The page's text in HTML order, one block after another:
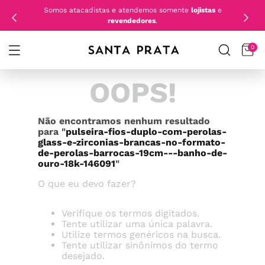
Somos atacadistas e atendemos somente lojistase
revendedores.
0
OOPS!
Não encontramos nenhum resultado
para "pulseira-fios-duplo-com-perolas-
glass-e-zirconias-brancas-no-formato-
de-perolas-barrocas-19cm---banho-de-
ouro-18k-146091"
O que eu devo fazer?
Verifique os termos digitados.
Tente utilizar uma única palavra.
Utilize termos genéricos na busca.
Tente utilizar sinônimos do termo
desejado.